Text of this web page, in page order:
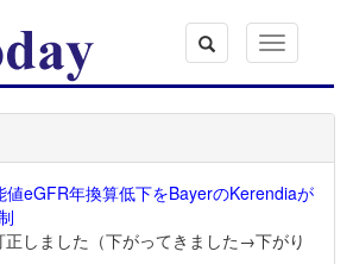
Toggle
navigation
値eGFR年換算低下をBayerのKerendiaが
正しました（下がってきました→下がり